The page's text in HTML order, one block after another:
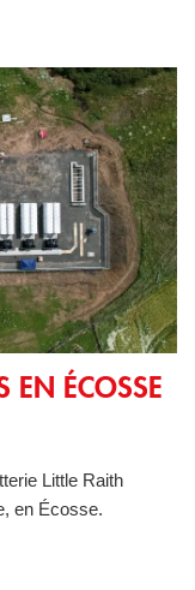
EN ÉCOSSE
Little Raith
en Écosse.